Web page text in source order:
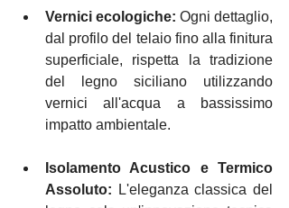
Vernici ecologiche: Ogni dettaglio,
dal profilo del telaio fino alla finitura
superficiale, rispetta la tradizione
del legno siciliano utilizzando
vernici all'acqua a bassissimo
impatto ambientale.
Isolamento Acustico e Termico
Assoluto: L'eleganza classica del